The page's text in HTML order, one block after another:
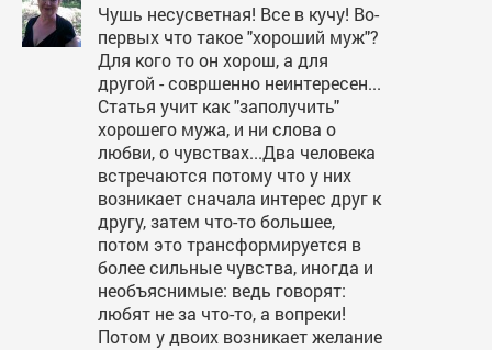
Чушь несусветная! Все в кучу! Во-
первых что такое "хороший муж"?
Для кого то он хорош, а для
другой - совршенно неинтересен...
Статья учит как "заполучить"
хорошего мужа, и ни слова о
любви, о чувствах...Два человека
встречаются потому что у них
возникает сначала интерес друг к
другу, затем что-то большее,
потом это трансформируется в
более сильные чувства, иногда и
необъяснимые: ведь говорят:
любят не за что-то, а вопреки!
Потом у двоих возникает желание